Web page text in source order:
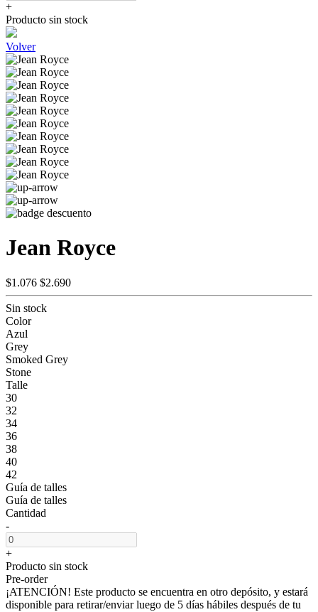
+
Producto sin stock
Volver
Jean Royce
$1.076 $2.690
Sin stock
Color
Azul
Grey
Smoked Grey
Stone
Talle
30
32
34
36
38
40
42
Guía de talles
Guía de talles
Cantidad
-
+
Producto sin stock
Pre-order
¡ATENCIÓN! Este producto se encuentra en otro depósito, y estará
disponible para retirar/enviar luego de 5 días hábiles después de tu